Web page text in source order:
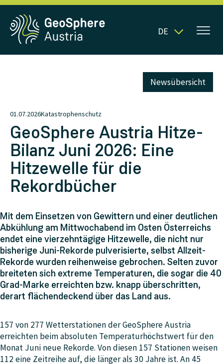
DE
01.07.2026Katastrophenschutz
Newsübersicht
GeoSphere Austria Hitze-
Bilanz Juni 2026: Eine
Hitzewelle für die
Rekordbücher
Mit dem Einsetzen von Gewittern und einer deutlichen
Abkühlung am Mittwochabend im Osten Österreichs
endet eine vierzehntägige Hitzewelle, die nicht nur
bisherige Juni-Rekorde pulverisierte, selbst Allzeit-
Rekorde wurden reihenweise gebrochen. Selten zuvor
breiteten sich extreme Temperaturen, die sogar die 40
Grad-Marke erreichten bzw. knapp überschritten,
derart flächendeckend über das Land aus.
157 von 277 Wetterstationen der GeoSphere Austria
erreichten beim absoluten Temperaturhöchstwert für den
Monat Juni neue Rekorde. Von diesen 157 Stationen weisen
112 eine Zeitreihe auf, die länger als 30 Jahre ist. An 45